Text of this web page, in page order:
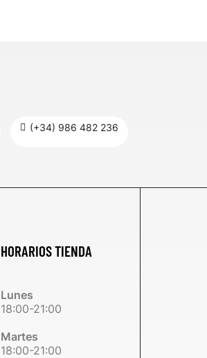
(+34) 986 482 236
HORARIOS TIENDA
Lunes
18:00-21:00
Martes
18:00-21:00